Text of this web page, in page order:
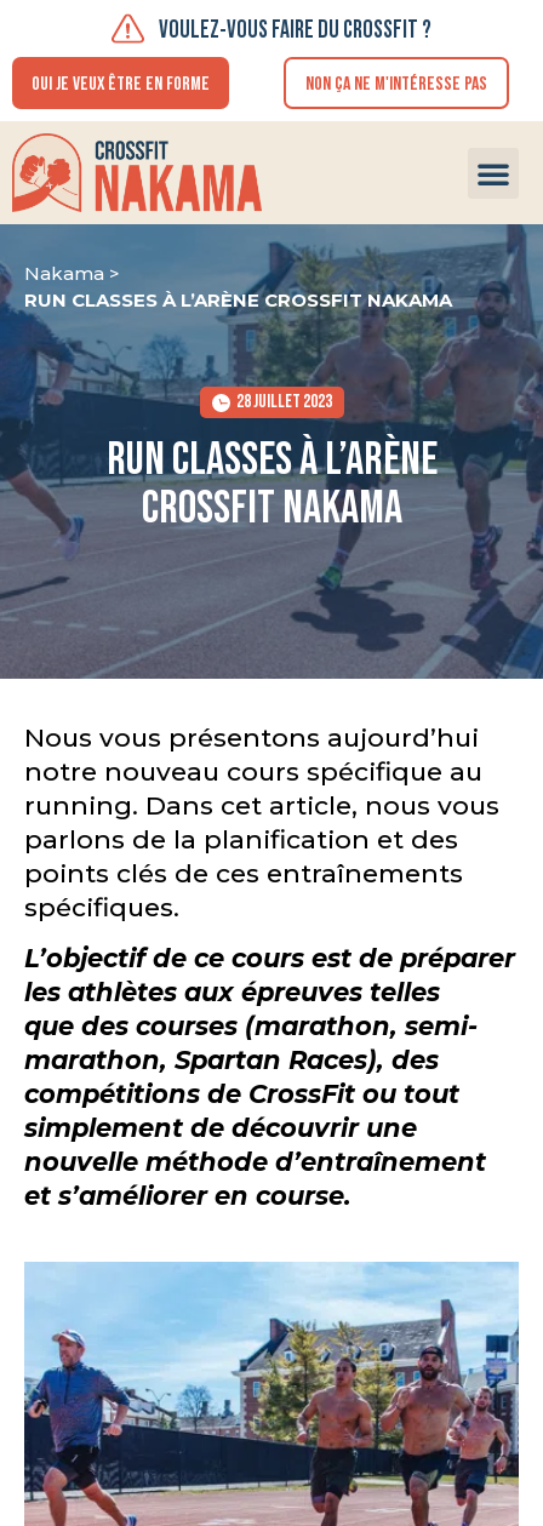
VOULEZ-VOUS FAIRE DU CROSSFIT ?
OUI JE VEUX ÊTRE EN FORME NON ÇA NE M'INTÉRESSE PAS
Nakama >
RUN CLASSES À L’ARÈNE CROSSFIT NAKAMA
28 JUILLET 2023
RUN CLASSES À L’ARÈNE
CROSSFIT NAKAMA
Nous vous présentons aujourd’hui
notre nouveau cours spécifique au
running. Dans cet article, nous vous
parlons de la planification et des
points clés de ces entraînements
spécifiques.
L’objectif de ce cours est de préparer
les athlètes aux épreuves telles
que des courses (marathon, semi-
marathon, Spartan Races), des
compétitions de CrossFit ou tout
simplement de découvrir une
nouvelle méthode d’entraînement
et s’améliorer en course.